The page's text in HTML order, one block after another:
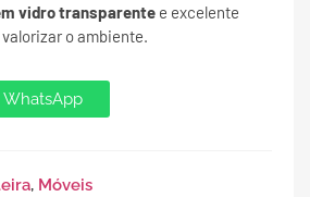
vidro transparente e excelente
o ambiente.
, Móveis